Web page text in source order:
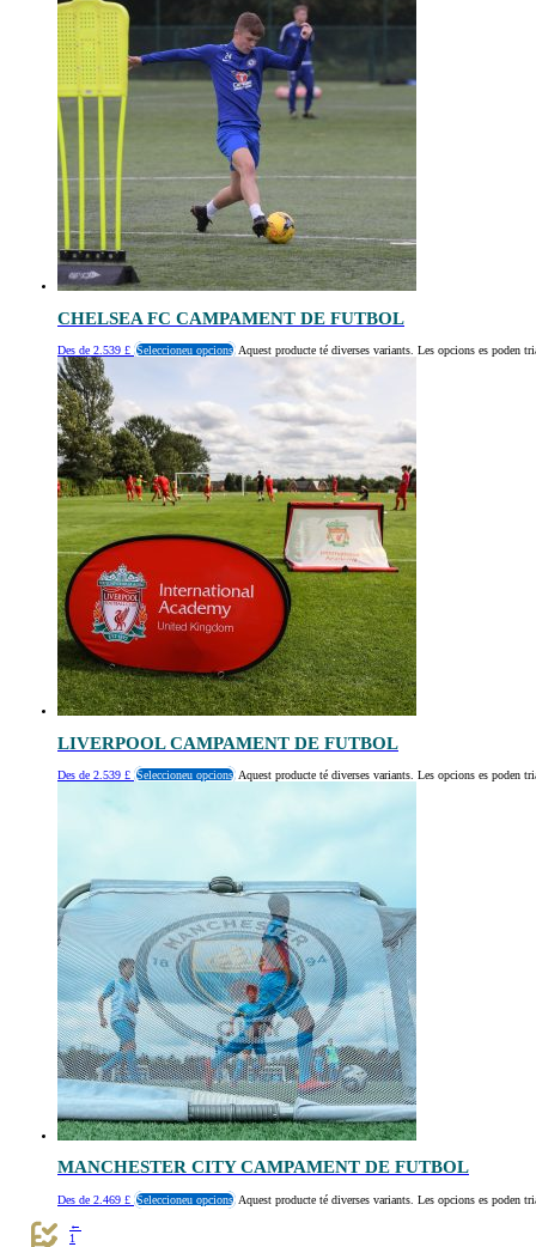
CHELSEA FC CAMPAMENT DE FUTBOL
Des de 2.539 £ Seleccioneu opcions Aquest producte té diverses variants. Les opcions es poden
LIVERPOOL CAMPAMENT DE FUTBOL
Des de 2.539 £ Seleccioneu opcions Aquest producte té diverses variants. Les opcions es poden
MANCHESTER CITY CAMPAMENT DE FUTBOL
Des de 2.469 £ Seleccioneu opcions Aquest producte té diverses variants. Les opcions es poden
←
1